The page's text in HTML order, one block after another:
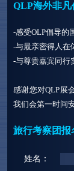
QLP海外非凡
-感受OLP倡导的
-与最亲密得人在
-与尊贵嘉宾同行
感谢您对QLP展
我们会第一时间
旅行考察团报
姓名：